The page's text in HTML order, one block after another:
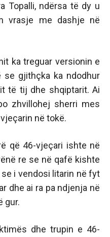
Topalli, ndërsa të dy u
vrasje me dashje në
ka treguar versionin e
gjithçka ka ndodhur
të tij dhe shqiptarit. Ai
zhvillohej sherri mes
në tokë.
që 46-vjeçari ishte në
re se në qafë kishte
i vendosi litarin në fyt
dhe ai ra pa ndjenja në
gur.
dhe trupin e 46-